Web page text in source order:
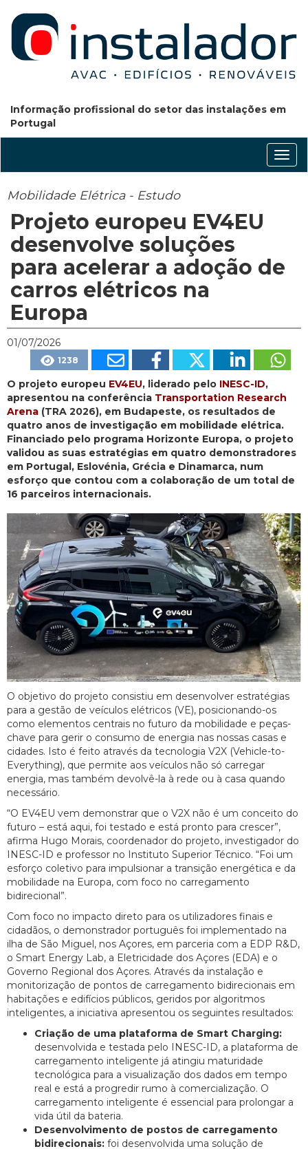
Informação profissional do setor das instalações em
Portugal
Mobilidade Elétrica - Estudo
Projeto europeu EV4EU
desenvolve soluções
para acelerar a adoção de
carros elétricos na
Europa
01/07/2026
1238
O projeto europeu EV4EU, liderado pelo INESC-ID,
apresentou na conferência Transportation Research
Arena (TRA 2026), em Budapeste, os resultados de
quatro anos de investigação em mobilidade elétrica.
Financiado pelo programa Horizonte Europa, o projeto
validou as suas estratégias em quatro demonstradores
em Portugal, Eslovénia, Grécia e Dinamarca, num
esforço que contou com a colaboração de um total de
16 parceiros internacionais.
O objetivo do projeto consistiu em desenvolver estratégias
para a gestão de veículos elétricos (VE), posicionando-os
como elementos centrais no futuro da mobilidade e peças-
chave para gerir o consumo de energia nas nossas casas e
cidades. Isto é feito através da tecnologia V2X (Vehicle-to-
Everything), que permite aos veículos não só carregar
energia, mas também devolvê-la à rede ou à casa quando
necessário.
“O EV4EU vem demonstrar que o V2X não é um conceito do
futuro – está aqui, foi testado e está pronto para crescer”,
afirma Hugo Morais, coordenador do projeto, investigador do
INESC-ID e professor no Instituto Superior Técnico. “Foi um
esforço coletivo para impulsionar a transição energética e da
mobilidade na Europa, com foco no carregamento
bidirecional”.
Com foco no impacto direto para os utilizadores finais e
cidadãos, o demonstrador português foi implementado na
ilha de São Miguel, nos Açores, em parceria com a EDP R&D,
o Smart Energy Lab, a Eletricidade dos Açores (EDA) e o
Governo Regional dos Açores. Através da instalação e
monitorização de pontos de carregamento bidirecionais em
habitações e edifícios públicos, geridos por algoritmos
inteligentes, a iniciativa apresentou os seguintes resultados:
Criação de uma plataforma de Smart Charging:
desenvolvida e testada pelo INESC-ID, a plataforma de
carregamento inteligente já atingiu maturidade
tecnológica para a visualização dos dados em tempo
real e está a progredir rumo à comercialização. O
carregamento inteligente é essencial para prolongar a
vida útil da bateria.
Desenvolvimento de postos de carregamento
bidirecionais: foi desenvolvida uma solução de